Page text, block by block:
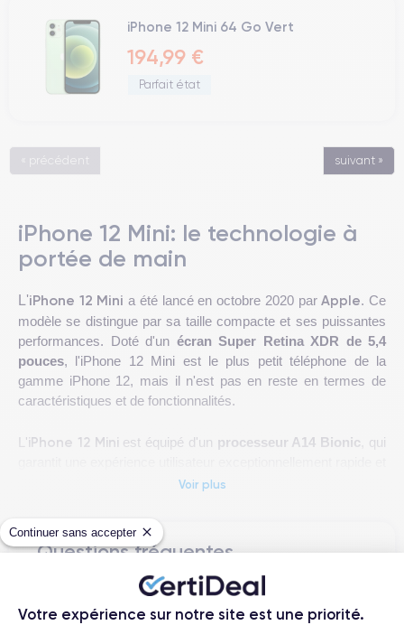
Continuer sans accepter
Votre expérience sur notre site est une priorité.
iPhone 12 Mini 64 Go Vert
194,99 €
Parfait état
« précédent suivant »
iPhone 12 Mini: le technologie à
portée de main
L'iPhone 12 Mini a été lancé en octobre 2020 parApple. Ce
modèle se distingue par sa taille compacte et ses puissantes
performances. Doté d'un écran Super Retina XDR de 5,4
pouces, l'iPhone 12 Mini est le plus petit téléphone de la
gamme iPhone 12, mais il n'est pas en reste en termes de
caractéristiques et de fonctionnalités.
L'iPhone 12 Mini est équipé d'un processeur A14 Bionic , qui
appareil photo arrière de 12 mégapixels
époustouflantes, même en cas de faible luminosité. Il est
chargement sans fil et la connexion d'accessoires
Voir plus
Questions fréquentes
Quelle est la différence entre un
iPhone 12 Mini d'occasion et un iPhone